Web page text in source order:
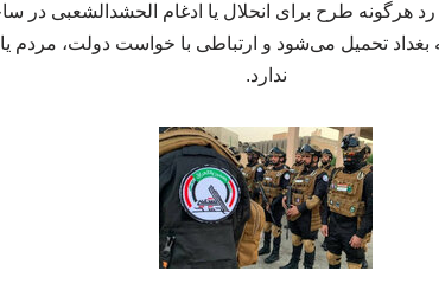
طرح برای انحلال یا ادغام الحشدالشعبی در
بغداد تحمیل می‌شود و ارتباطی با خواست دولت،
ندارد.